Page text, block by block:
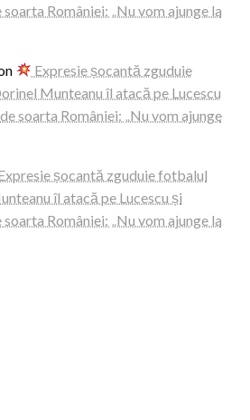
României: „Nu vom ajunge la
Expresie șocantă zguduie
Munteanu îl atacă pe Lucescu
soarta României: „Nu vom ajunge
șocantă zguduie fotbalul
îl atacă pe Lucescu și
României: „Nu vom ajunge la